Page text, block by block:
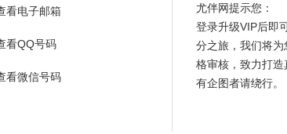
看电子邮箱
看QQ号码
看微信号码
尤伴网提示您：
登录升级VIP后即
分之旅，我们将
格审核，致力打
有企图者请绕行。